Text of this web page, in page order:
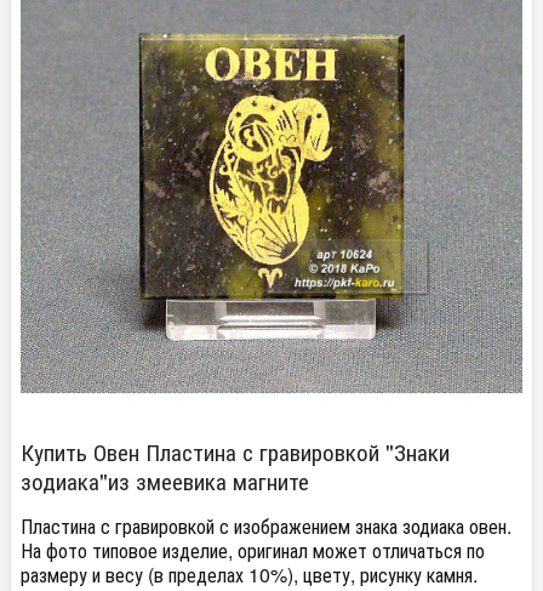
Купить Овен Пластина с гравировкой "Знаки
зодиака"из змеевика магните
Пластина с гравировкой с изображением знака зодиака овен.
На фото типовое изделие, оригинал может отличаться по
размеру и весу (в пределах 10%), цвету, рисунку камня.